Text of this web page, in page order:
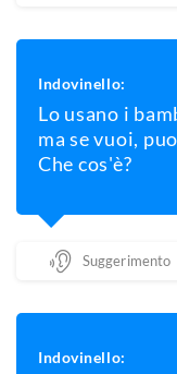
Indovinello:
Lo usano i
ma se vuoi,
Che cos'è?
Mostra Un Suggerimento
Indovinello: